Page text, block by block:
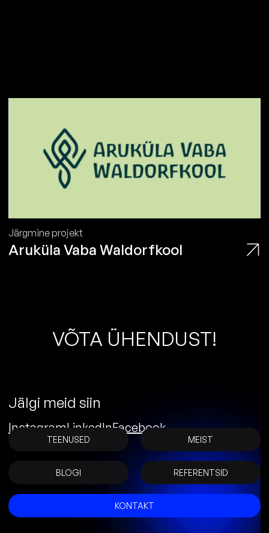
Järgmine projekt
Aruküla Vaba Waldorfkool
VÕTA ÜHENDUST!
Jälgi meid siin
InstagramLinkedInFacebook
TEENUSED MEIST
BLOGI REFERENTSID
KONTAKT